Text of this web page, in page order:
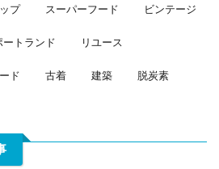
プ スーパーフード ビンテージ
ートランド リユース
ド 古着 建築 脱炭素